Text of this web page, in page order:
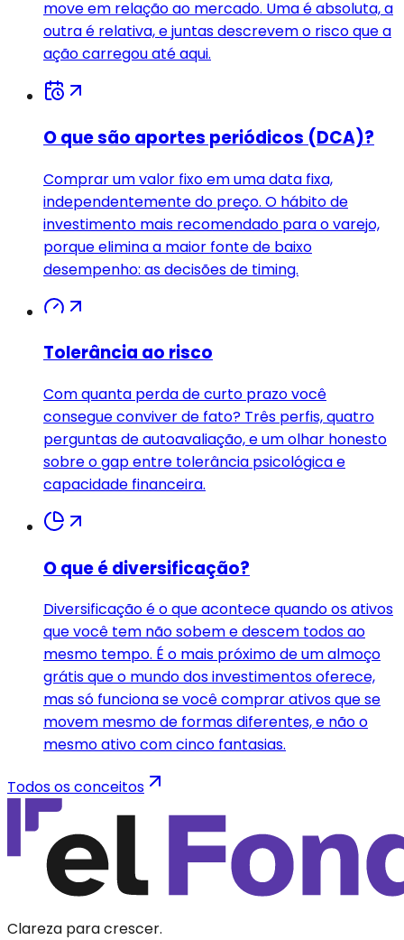
move em relação ao mercado. Uma é absoluta, a
outra é relativa, e juntas descrevem o risco que a
ação carregou até aqui.
O que são aportes periódicos (DCA)?
Comprar um valor fixo em uma data fixa,
independentemente do preço. O hábito de
investimento mais recomendado para o varejo,
porque elimina a maior fonte de baixo
desempenho: as decisões de timing.
Tolerância ao risco
Com quanta perda de curto prazo você
consegue conviver de fato? Três perfis, quatro
perguntas de autoavaliação, e um olhar honesto
sobre o gap entre tolerância psicológica e
capacidade financeira.
O que é diversificação?
Diversificação é o que acontece quando os ativos
que você tem não sobem e descem todos ao
mesmo tempo. É o mais próximo de um almoço
grátis que o mundo dos investimentos oferece,
mas só funciona se você comprar ativos que se
movem mesmo de formas diferentes, e não o
mesmo ativo com cinco fantasias.
Todos os conceitos
Clareza para crescer.